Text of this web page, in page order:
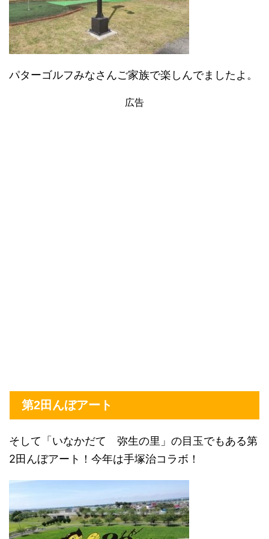
パターゴルフみなさんご家族で楽しんでましたよ。
広告
第2田んぼアート
そして「いなかだて 弥生の里」の目玉でもある第
2田んぼアート！今年は手塚治コラボ！